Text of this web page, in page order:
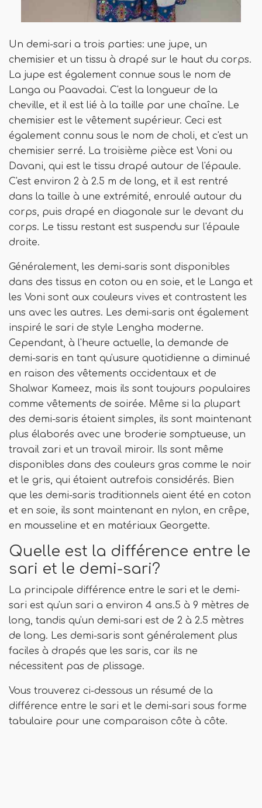
Un demi-sari a trois parties: une jupe, un
chemisier et un tissu à drapé sur le haut du corps.
La jupe est également connue sous le nom de
Langa ou Paavadai. C'est la longueur de la
cheville, et il est lié à la taille par une chaîne. Le
chemisier est le vêtement supérieur. Ceci est
également connu sous le nom de choli, et c'est un
chemisier serré. La troisième pièce est Voni ou
Davani, qui est le tissu drapé autour de l'épaule.
C'est environ 2 à 2.5 m de long, et il est rentré
dans la taille à une extrémité, enroulé autour du
corps, puis drapé en diagonale sur le devant du
corps. Le tissu restant est suspendu sur l'épaule
droite.
Généralement, les demi-saris sont disponibles
dans des tissus en coton ou en soie, et le Langa et
les Voni sont aux couleurs vives et contrastent les
uns avec les autres. Les demi-saris ont également
inspiré le sari de style Lengha moderne.
Cependant, à l'heure actuelle, la demande de
demi-saris en tant qu'usure quotidienne a diminué
en raison des vêtements occidentaux et de
Shalwar Kameez, mais ils sont toujours populaires
comme vêtements de soirée. Même si la plupart
des demi-saris étaient simples, ils sont maintenant
plus élaborés avec une broderie somptueuse, un
travail zari et un travail miroir. Ils sont même
disponibles dans des couleurs gras comme le noir
et le gris, qui étaient autrefois considérés. Bien
que les demi-saris traditionnels aient été en coton
et en soie, ils sont maintenant en nylon, en crêpe,
en mousseline et en matériaux Georgette.
Quelle est la différence entre le
sari et le demi-sari?
La principale différence entre le sari et le demi-
sari est qu'un sari a environ 4 ans.5 à 9 mètres de
long, tandis qu'un demi-sari est de 2 à 2.5 mètres
de long. Les demi-saris sont généralement plus
faciles à drapés que les saris, car ils ne
nécessitent pas de plissage.
Vous trouverez ci-dessous un résumé de la
différence entre le sari et le demi-sari sous forme
tabulaire pour une comparaison côte à côte.